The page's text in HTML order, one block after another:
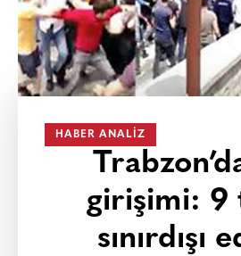
HABER ANALIZ
girişimi: 9
sınırdışı